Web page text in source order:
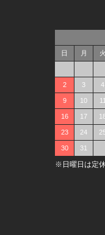
日 月
2 3 4
9 10
16 17
23 24
30 31
※日曜日は定